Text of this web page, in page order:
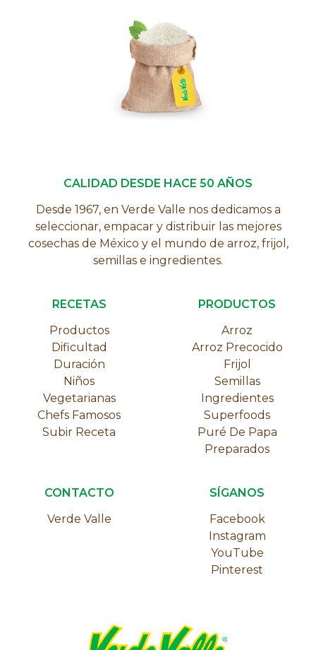
CALIDAD DESDE HACE 50 AÑOS
Desde 1967, en Verde Valle nos dedicamos a
seleccionar, empacar y distribuir las mejores
cosechas de México y el mundo de arroz, frijol,
semillas e ingredientes.
RECETAS
Productos
Dificultad
Duración
Niños
Vegetarianas
Chefs Famosos
Subir Receta
PRODUCTOS
Arroz
Arroz Precocido
Frijol
Semillas
Ingredientes
Superfoods
Puré De Papa
Preparados
CONTACTO
Verde Valle
SÍGANOS
Facebook
Instagram
YouTube
Pinterest